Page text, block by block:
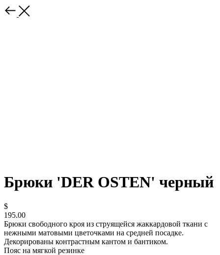
Брюки 'DER OSTEN' черный
$
195.00
Брюки свободного кроя из струящейся жаккардовой ткани с
нежными матовыми цветочками на средней посадке.
Декорированы контрастным кантом и бантиком.
Пояс на мягкой резинке